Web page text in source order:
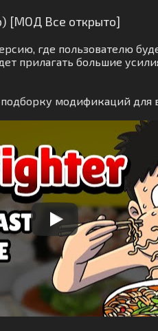
[МОД Все открыто]
где пользователю
прилагать большие
модификаций для